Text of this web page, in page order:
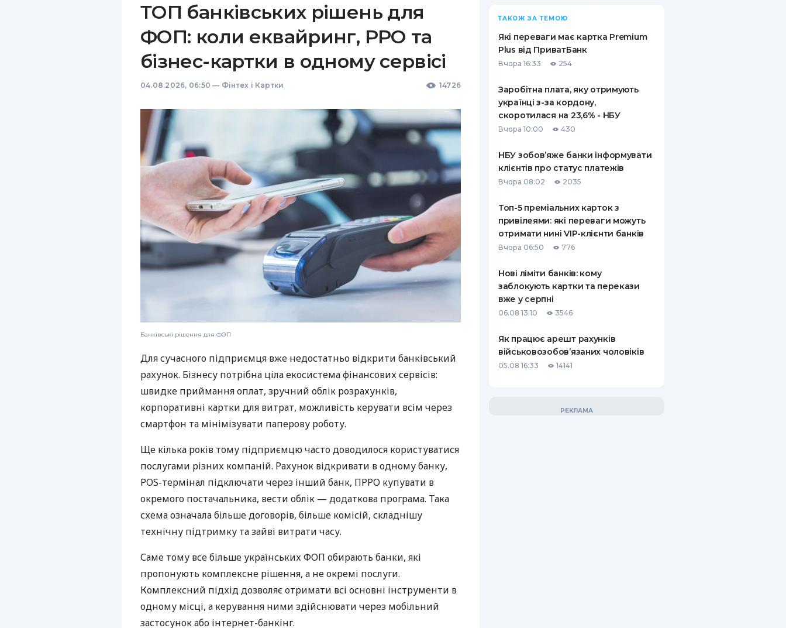
ТОП банківських рішень для
ФОП: коли еквайринг, РРО та
бізнес-картки в одному сервісі
04.08.2026, 06:50 — Фінтех і Картки 14726
Банківські рішення для ФОП
Для сучасного підприємця вже недостатньо відкрити банківський
рахунок. Бізнесу потрібна ціла екосистема фінансових сервісів:
швидке приймання оплат, зручний облік розрахунків,
корпоративні картки для витрат, можливість керувати всім через
смартфон та мінімізувати паперову роботу.
Ще кілька років тому підприємцю часто доводилося користуватися
послугами різних компаній. Рахунок відкривати в одному банку,
POS-термінал підключати через інший банк, ПРРО купувати в
окремого постачальника, вести облік — додаткова програма. Така
схема означала більше договорів, більше комісій, складнішу
технічну підтримку та зайві витрати часу.
Саме тому все більше українських ФОП обирають банки, які
пропонують комплексне рішення, а не окремі послуги.
Комплексний підхід дозволяє отримати всі основні інструменти в
одному місці, а керування ними здійснювати через мобільний
застосунок або інтернет-банкінг.
ТАКОЖ ЗА ТЕМОЮ
Які переваги має картка Premium
Plus від ПриватБанк
Вчора 16:33 254
Заробітна плата, яку отримують
українці з-за кордону,
скоротилася на 23,6% - НБУ
Вчора 10:00 430
НБУ зобов’яже банки інформувати
клієнтів про статус платежів
Вчора 08:02 2035
Топ-5 преміальних карток з
привілеями: які переваги можуть
отримати нині VIP-клієнти банків
Вчора 06:50 776
Нові ліміти банків: кому
заблокують картки та перекази
вже у серпні
06.08 13:10 3546
Як працює арешт рахунків
військовозобов’язаних чоловіків
05.08 16:33 14141